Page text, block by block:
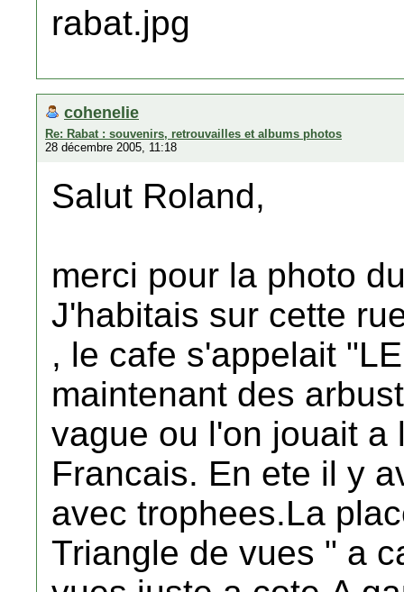
cohenelie
Re: Rabat : souvenirs, retrouvailles et albums photos
28 décembre 2005, 11:18
Salut Roland,
merci pour la photo
J'habitais sur cette
, le cafe s'appelait
maintenant des
vague ou l'on jouait a
Francais. En ete il y
avec trophees.La
Triangle de vues " a